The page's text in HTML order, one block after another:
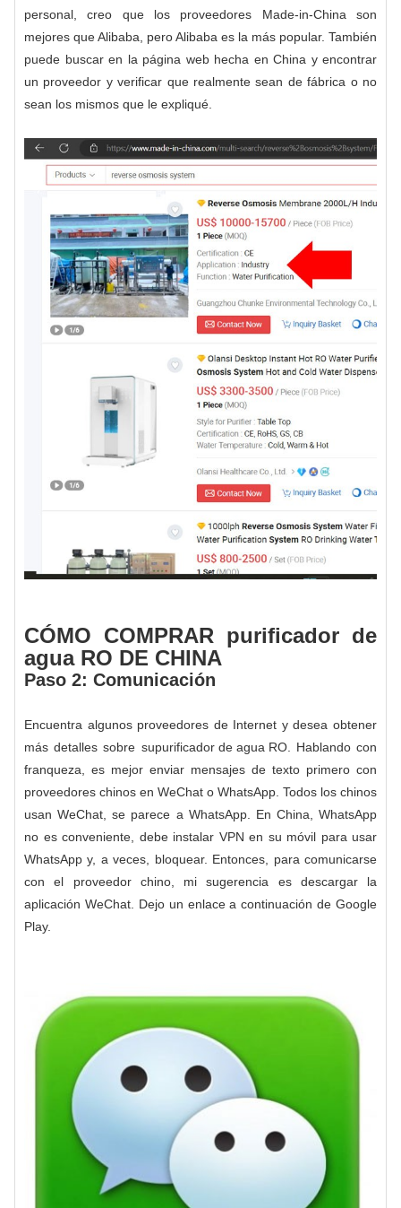
personal, creo que los proveedores Made-in-China son
mejores que Alibaba, pero Alibaba es la más popular. También
puede buscar en la página web hecha en China y encontrar
un proveedor y verificar que realmente sean de fábrica o no
sean los mismos que le expliqué.
CÓMO COMPRAR purificador de
agua RO DE CHINA
Paso 2: Comunicación
Encuentra algunos proveedores de Internet y desea obtener
más detalles sobre supurificador de agua RO. Hablando con
franqueza, es mejor enviar mensajes de texto primero con
proveedores chinos en WeChat o WhatsApp. Todos los chinos
usan WeChat, se parece a WhatsApp. En China, WhatsApp
no ​​es conveniente, debe instalar VPN en su móvil para usar
WhatsApp y, a veces, bloquear. Entonces, para comunicarse
con el proveedor chino, mi sugerencia es descargar la
aplicación WeChat. Dejo un enlace a continuación de Google
Play.